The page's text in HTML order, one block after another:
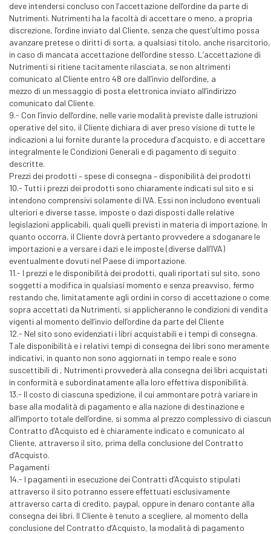
deve intendersi concluso con l’accettazione dell’ordine da parte di
Nutrimenti. Nutrimenti ha la facoltà di accettare o meno, a propria
discrezione, l’ordine inviato dal Cliente, senza che quest’ultimo possa
avanzare pretese o diritti di sorta, a qualsiasi titolo, anche risarcitorio,
in caso di mancata accettazione dell’ordine stesso. L’accettazione di
Nutrimenti si ritiene tacitamente rilasciata, se non altrimenti
comunicato al Cliente entro 48 ore dall’invio dell’ordine, a
mezzo di un messaggio di posta elettronica inviato all’indirizzo
comunicato dal Cliente.
9.- Con l’invio dell’ordine, nelle varie modalità previste dalle istruzioni
operative del sito, il Cliente dichiara di aver preso visione di tutte le
indicazioni a lui fornite durante la procedura d’acquisto, e di accettare
integralmente le Condizioni Generali e di pagamento di seguito
descritte.
Prezzi dei prodotti – spese di consegna – disponibilità dei prodotti
10.- Tutti i prezzi dei prodotti sono chiaramente indicati sul sito e si
intendono comprensivi solamente di IVA. Essi non includono eventuali
ulteriori e diverse tasse, imposte o dazi disposti dalle relative
legislazioni applicabili, quali quelli previsti in materia di importazione. In
quanto occorra, il Cliente dovrà pertanto provvedere a sdoganare le
importazioni e a versare i dazi e le imposte (diverse dall’IVA)
eventualmente dovuti nel Paese di importazione.
11.- I prezzi e le disponibilità dei prodotti, quali riportati sul sito, sono
soggetti a modifica in qualsiasi momento e senza preavviso, fermo
restando che, limitatamente agli ordini in corso di accettazione o come
sopra accettati da Nutrimenti, si applicheranno le condizioni di vendita
vigenti al momento dell’invio dell’ordine da parte del Cliente
12.- Nel sito sono evidenziati i libri acquistabili e i tempi di consegna.
Tale disponibilità e i relativi tempi di consegna dei libri sono meramente
indicativi, in quanto non sono aggiornati in tempo reale e sono
suscettibili di , Nutrimenti provvederà alla consegna dei libri acquistati
in conformità e subordinatamente alla loro effettiva disponibilità.
13.- Il costo di ciascuna spedizione, il cui ammontare potrà variare in
base alla modalità di pagamento e alla nazione di destinazione e
all’importo totale dell’ordine, si somma al prezzo complessivo di ciascun
Contratto d’Acquisto ed è chiaramente indicato e comunicato al
Cliente, attraverso il sito, prima della conclusione del Contratto
d’Acquisto.
Pagamenti
14.- I pagamenti in esecuzione dei Contratti d’Acquisto stipulati
attraverso il sito potranno essere effettuati esclusivamente
attraverso carta di credito, paypal, oppure in denaro contante alla
consegna dei libri. Il Cliente è tenuto a scegliere, al momento della
conclusione del Contratto d’Acquisto, la modalità di pagamento